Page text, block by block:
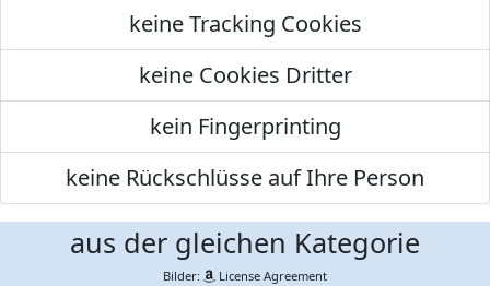
keine Tracking Cookies
keine Cookies Dritter
kein Fingerprinting
keine Rückschlüsse auf Ihre Person
aus der gleichen Kategorie
Bilder: License Agreement